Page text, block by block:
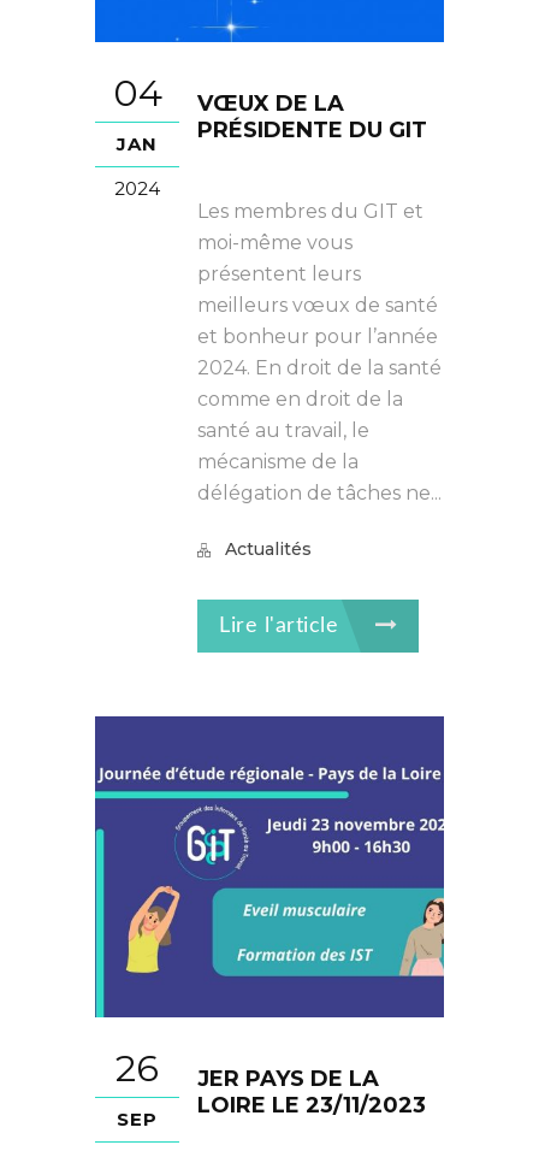
04
JAN
2024
VŒUX DE LA
PRÉSIDENTE DU GIT
Les membres du GIT et
moi-même vous
présentent leurs
meilleurs vœux de santé
et bonheur pour l’année
2024. En droit de la santé
comme en droit de la
santé au travail, le
mécanisme de la
délégation de tâches ne...
Actualités
Lire l'article
26
SEP
JER PAYS DE LA
LOIRE LE 23/11/2023